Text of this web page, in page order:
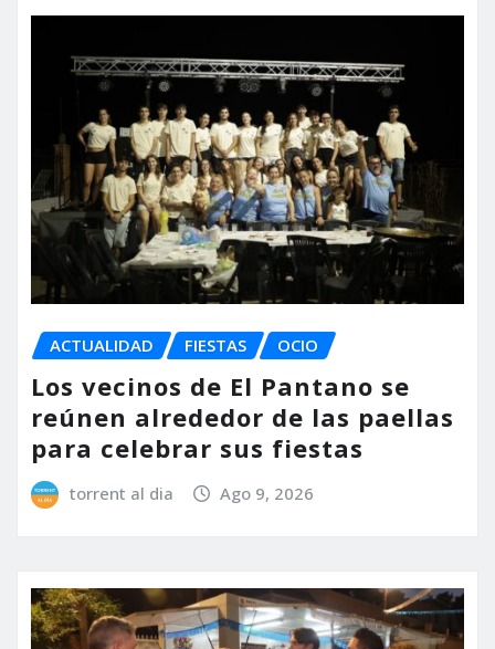
ACTUALIDAD FIESTAS OCIO
Los vecinos de El Pantano se
reúnen alrededor de las paellas
para celebrar sus fiestas
torrent al dia Ago 9, 2026